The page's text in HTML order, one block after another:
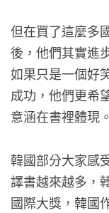
但在買了這麼多
後，他們其實進
如果只是一個好
成功，他們更希
意涵在書裡體現。
韓國部分大家感
譯書越來越多，
國際大獎，韓國